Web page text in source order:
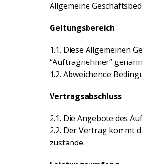
Allgemeine
Geltungsbereich
1.1. Diese Allgemeinen
“Auftragnehmer”
1.2. Abweichende
Vertragsabschluss
2.1. Die Angebote des
2.2. Der Vertrag kommt
zustande.